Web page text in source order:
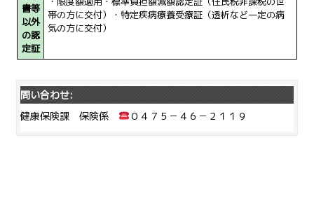
書等
以外
の認
定証
帯の方に交付）・特定疾病療養受療証（透析など一定の病
気の方に交付）
問い合わせ:
健康保険課 保険係
０４７５－４６－２１１９